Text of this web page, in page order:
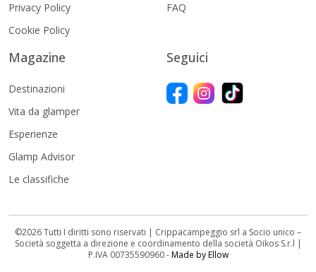
Privacy Policy
Cookie Policy
FAQ
Magazine
Destinazioni
Vita da glamper
Esperienze
Glamp Advisor
Le classifiche
Seguici
©2026 Tutti I diritti sono riservati | Crippacampeggio srl a Socio unico –
Società soggetta a direzione e coordinamento della società Oikos S.r.l |
P.IVA 00735590960 -Made by Ellow